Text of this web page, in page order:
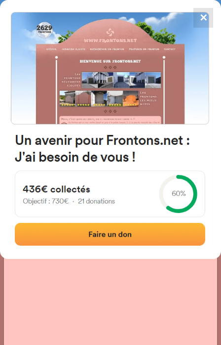
FRONTONS.NET
BUSCAR UN FRONTÓN
AÑADIR UN FRONTÓN
4784
frontones
31311 Figarol, Navarra Espagne
Fotos Comentarios y reseñas
✕